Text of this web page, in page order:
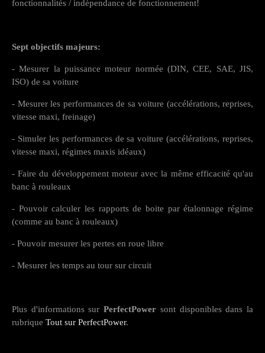
fonctionnalités / indépendance de fonctionnement!
Sept objectifs majeurs:
- Mesurer la puissance moteur normée (DIN, CEE, SAE, JIS,
ISO) de sa voiture
- Mesurer les performances de sa voiture (accélérations, reprises,
vitesse maxi, freinage)
- Simuler les performances de sa voiture (accélérations, reprises,
vitesse maxi, régimes maxis idéaux)
- Faire du développement moteur avec la même efficacité qu'au
banc à rouleaux
- Pouvoir calculer les rapports de boite par étalonnage régime
(comme au banc à rouleaux)
- Pouvoir mesurer les pertes en roue libre
- Mesurer les temps au tour sur circuit
Plus d'informations surPerfectPower sont disponibles dans la
rubrique Tout sur PerfectPower.